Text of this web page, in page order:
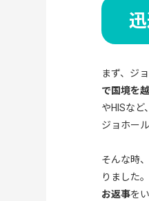
まず、ジ
で国境を
やHISなど
ジョホー
そんな時、
りました
お返事を